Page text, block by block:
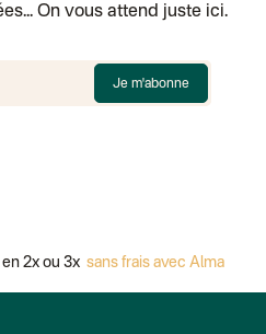
On vous attend juste ici.
Je m'abonne
sans frais avec Alma